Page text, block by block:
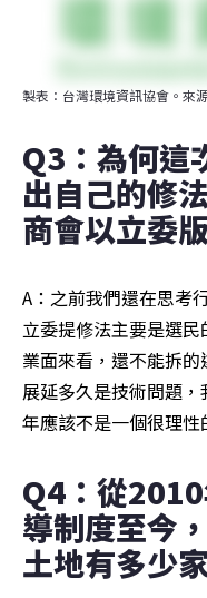
製表：台灣環境資訊協會。來
Q3：為何這
出自己的修
商會以立委
A：之前我們還在思考
立委提修法主要是選
業面來看，還不能拆
展延多久是技術問題
年應該不是一個很理性
Q4：從
導制度至今
土地有多少